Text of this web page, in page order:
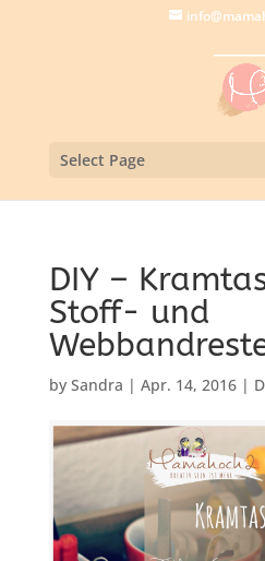
Select Page
DIY –
Stoff- und
by Sandra | Apr. 14, 2016|